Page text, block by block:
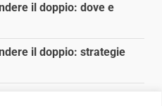
il doppio: dove e
il doppio: strategie